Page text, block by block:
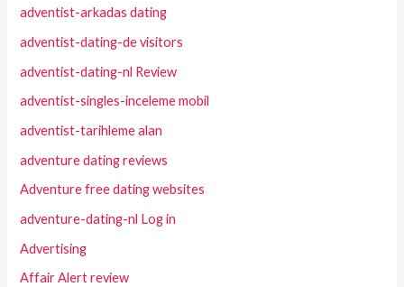
adventist-arkadas dating
adventist-dating-de visitors
adventist-dating-nl Review
adventist-singles-inceleme mobil
adventist-tarihleme alan
adventure dating reviews
Adventure free dating websites
adventure-dating-nl Log in
Advertising
Affair Alert review